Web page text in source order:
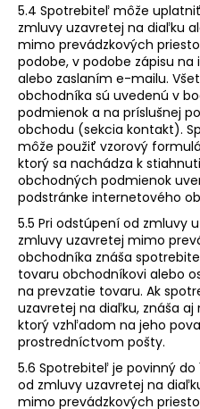
5.4 Spotrebiteľ môže
zmluvy uzavretej na diaľku
mimo prevádzkových
podobe, v podobe zápisu
alebo zaslaním e-mailu.
obchodníka sú uvedenú v
podmienok a na príslušnej
obchodu (sekcia kontakt).
môže použiť vzorový
ktorý sa nachádza k
obchodných podmienok
podstránke internetového
5.5 Pri odstúpení od zmluvy
zmluvy uzavretej mimo
obchodníka znáša
tovaru obchodníkovi alebo
na prevzatie tovaru. Ak
uzavretej na diaľku, znáša
ktorý vzhľadom na jeho
prostredníctvom pošty.
5.6 Spotrebiteľ je povinný
od zmluvy uzavretej na
mimo prevádzkových